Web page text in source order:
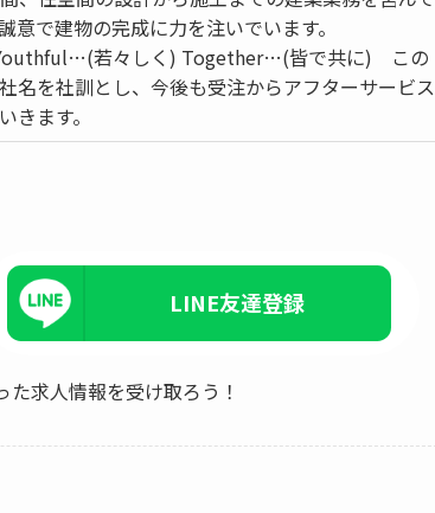
意で建物の完成に力を注いでいます。
若々しく) Together…(皆で共に) この
名を社訓とし、今後も受注からアフターサービス
きます。
LINE友達登録
求人情報を受け取ろう！